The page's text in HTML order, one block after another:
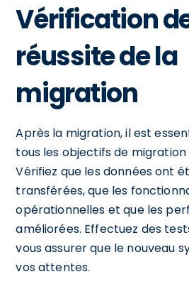
Vérification
réussite de la
migration
Après la migration, il est
tous les objectifs de
Vérifiez que les données ont
transférées, que les
opérationnelles et que les
améliorées. Effectuez des
vous assurer que le nouveau
vos attentes.